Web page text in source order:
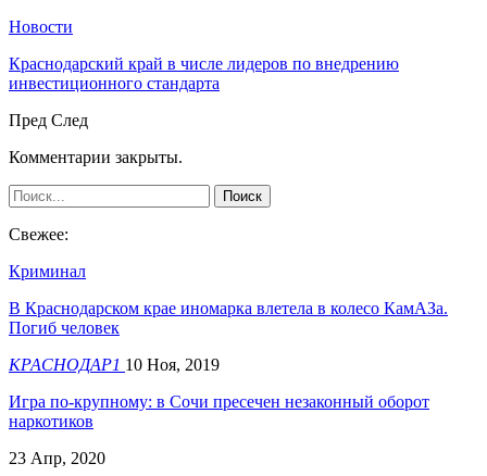
Новости
Краснодарский край в числе лидеров по внедрению
инвестиционного стандарта
Пред След
Комментарии закрыты.
Свежее:
Криминал
В Краснодарском крае иномарка влетела в колесо КамАЗа.
Погиб человек
КРАСНОДАР1 10 Ноя, 2019
Игра по-крупному: в Сочи пресечен незаконный оборот
наркотиков
23 Апр, 2020